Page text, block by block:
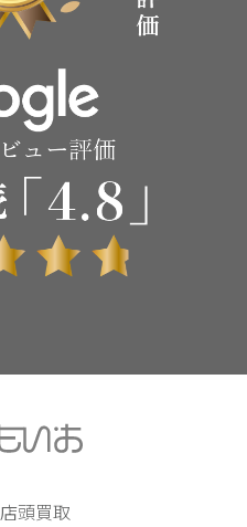
店頭買取